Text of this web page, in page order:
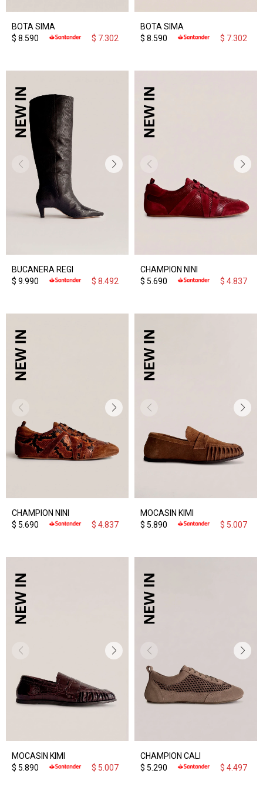
BOTA SIMA
$ 8.590 $ 7.302
BOTA SIMA
$ 8.590 $ 7.302
BUCANERA REGI
$ 9.990 $ 8.492
CHAMPION NINI
$ 5.690 $ 4.837
CHAMPION NINI
$ 5.690 $ 4.837
MOCASIN KIMI
$ 5.890 $ 5.007
MOCASIN KIMI
$ 5.890 $ 5.007
CHAMPION CALI
$ 5.290 $ 4.497